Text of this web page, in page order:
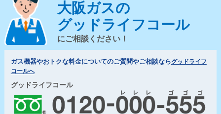
大阪ガスの
グッドライフコール
にご相談ください！
ガス機器やおトクな料金についてのご質問やご相談ならグッドライフ
コールへ
グッドライフコール